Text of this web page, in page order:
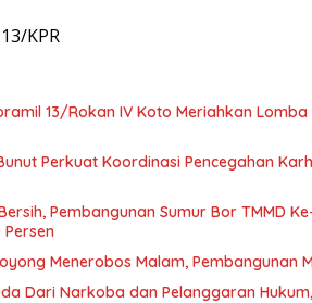
KPR
13/Rokan IV Koto Meriahkan Lomba
Perkuat Koordinasi Pencegahan
Pembangunan Sumur Bor TMMD
Menerobos Malam, Pembangunan
Dari Narkoba dan Pelanggaran